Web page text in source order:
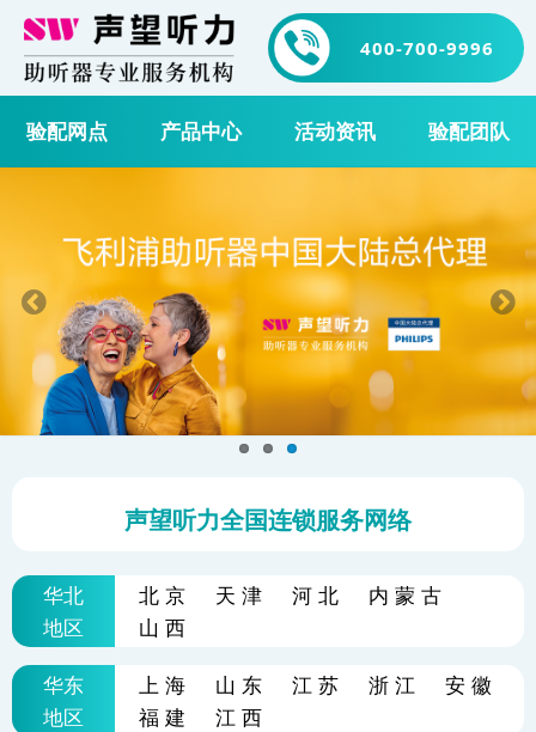
400-700-9996
验配网点 产品中心 活动资讯 验配团队
声望听力全国连锁服务网络
华北 北京 天津 河北
内蒙古
山西
地区
华东 上海 山东 江苏 浙江
安徽
福建
江西
地区